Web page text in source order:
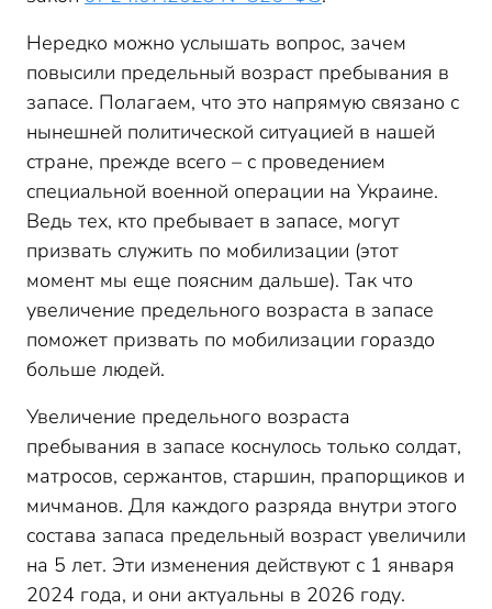
Нередко можно услышать вопрос, зачем
повысили предельный возраст пребывания в
запасе. Полагаем, что это напрямую связано с
нынешней политической ситуацией в нашей
стране, прежде всего – с проведением
специальной военной операции на Украине.
Ведь тех, кто пребывает в запасе, могут
призвать служить по мобилизации (этот
момент мы еще поясним дальше). Так что
увеличение предельного возраста в запасе
поможет призвать по мобилизации гораздо
больше людей.
Увеличение предельного возраста
пребывания в запасе коснулось только солдат,
матросов, сержантов, старшин, прапорщиков и
мичманов. Для каждого разряда внутри этого
состава запаса предельный возраст увеличили
на 5 лет. Эти изменения действуют с 1 января
2024 года, и они актуальны в 2026 году.